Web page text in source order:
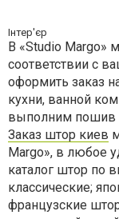
Інтер'єр
В «Studio Margo»
соответствии с
оформить заказ
кухни, ванной
выполним пошив
Заказ штор киев
Margo», в любое
каталог штор по
классические;
французские